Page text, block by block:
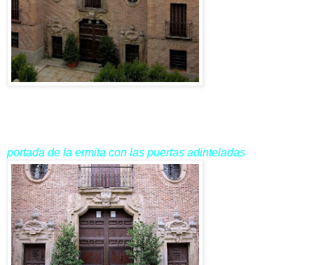
portada de la ermita con las puertas adinteladas